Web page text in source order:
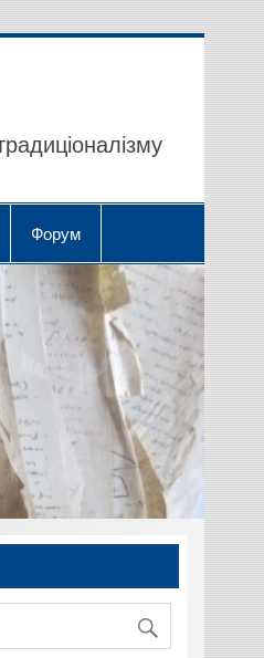
Форум